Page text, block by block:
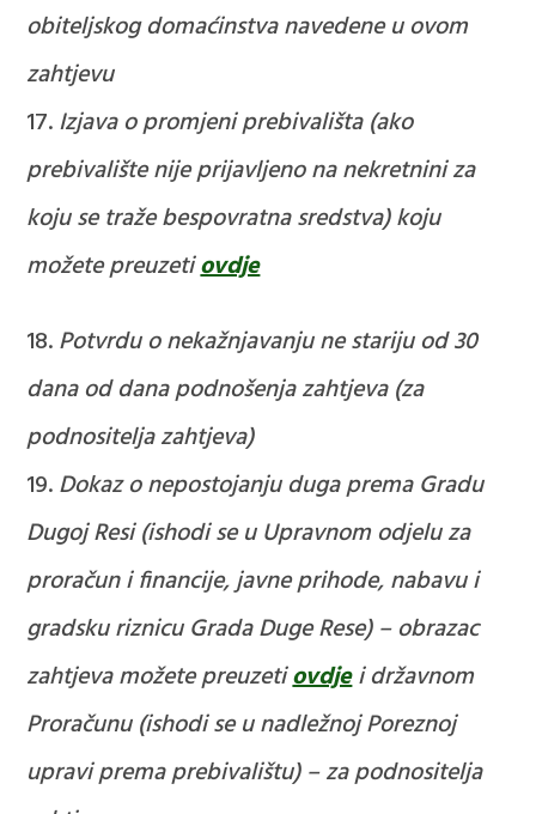
obiteljskog domaćinstva navedene u ovom
zahtjevu
Izjava o promjeni prebivališta (ako
prebivalište nije prijavljeno na nekretnini za
koju se traže bespovratna sredstva) koju
možete preuzetiovdje
Potvrdu o nekažnjavanju ne stariju od 30
dana od dana podnošenja zahtjeva (za
podnositelja zahtjeva)
Dokaz o nepostojanju duga prema Gradu
Dugoj Resi (ishodi se u Upravnom odjelu za
proračun i financije, javne prihode, nabavu i
gradsku riznicu Grada Duge Rese) – obrazac
zahtjeva možete preuzetiovdjei državnom
Proračunu (ishodi se u nadležnoj Poreznoj
upravi prema prebivalištu) – za podnositelja